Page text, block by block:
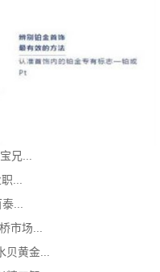
兄...
...
...
市场...
黄金...